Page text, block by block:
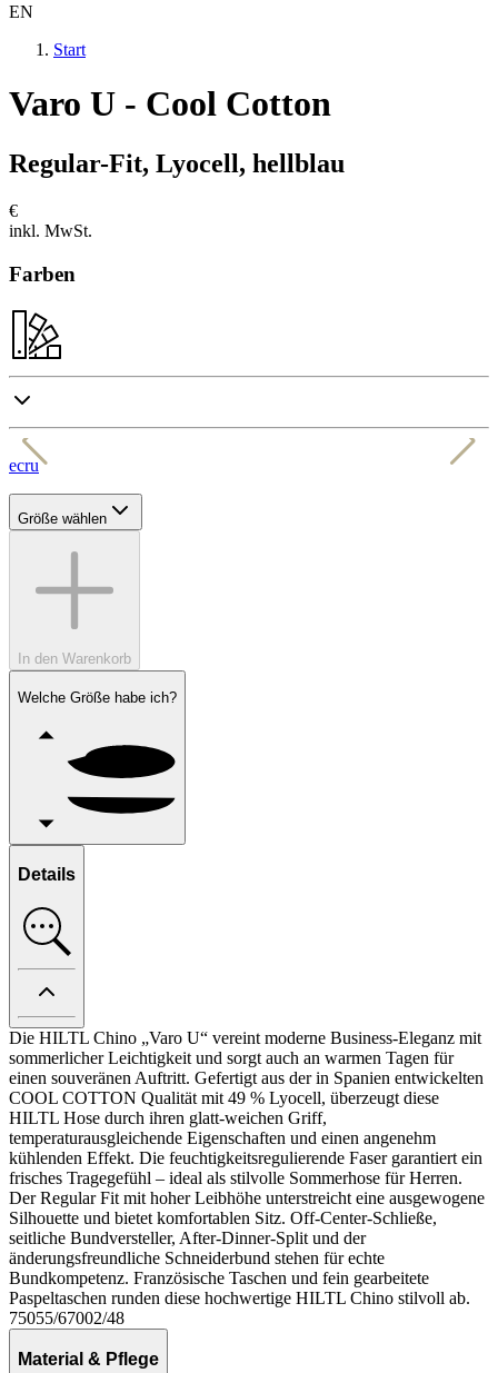
EN
Start
Varo U - Cool Cotton
Regular-Fit, Lyocell, hellblau
€
inkl. MwSt.
Farben
ecru
Größe wählen
In den Warenkorb
Welche Größe habe ich?
Details
Die HILTL Chino „Varo U“ vereint moderne Business-Eleganz mit
sommerlicher Leichtigkeit und sorgt auch an warmen Tagen für
einen souveränen Auftritt. Gefertigt aus der in Spanien entwickelten
COOL COTTON Qualität mit 49 % Lyocell, überzeugt diese
HILTL Hose durch ihren glatt-weichen Griff,
temperaturausgleichende Eigenschaften und einen angenehm
kühlenden Effekt. Die feuchtigkeitsregulierende Faser garantiert ein
frisches Tragegefühl – ideal als stilvolle Sommerhose für Herren.
Der Regular Fit mit hoher Leibhöhe unterstreicht eine ausgewogene
Silhouette und bietet komfortablen Sitz. Off-Center-Schließe,
seitliche Bundversteller, After-Dinner-Split und der
änderungsfreundliche Schneiderbund stehen für echte
Bundkompetenz. Französische Taschen und fein gearbeitete
Paspeltaschen runden diese hochwertige HILTL Chino stilvoll ab.
75055/67002/48
Material & Pflege